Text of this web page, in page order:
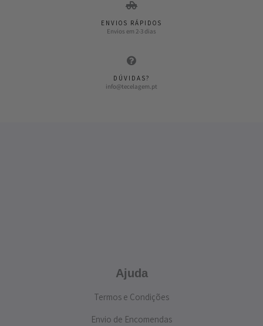
ENVIOS RÁPIDOS
Envios em 2-3 dias
DÚVIDAS?
info@tecelagem.pt
Ajuda
Termos e Condições
Envio de Encomendas